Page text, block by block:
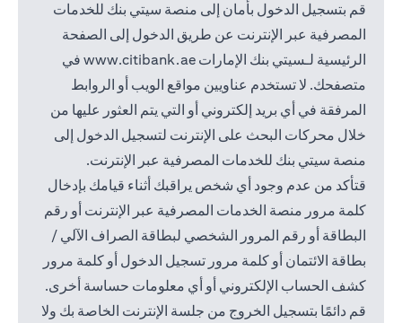
قم بتسجيل الدخول بأمان إلى منصة سيتي بنك للخدمات
المصرفية عبر الإنترنت عن طريق الدخول إلى الصفحة
الرئيسية لـسيتي بنك الإمارات www.citibank.ae
(opens in a new tab)في
متصفحك. لا تستخدم عناويين مواقع الويب أو الروابط
المرفقة في أي بريد إلكتروني أو التي يتم العثور عليها من
خلال محركات البحث على الإنترنت لتسجيل الدخول إلى
منصة سيتي بنك للخدمات المصرفية عبر الإنترنت.
قتأكد من عدم وجود أي شخص يراقبك أثناء قيامك بإدخال
كلمة مرور منصة الخدمات المصرفية عبر الإنترنت أو رقم
البطاقة أو رقم المرور الشخصي لبطاقة الصراف الآلي /
بطاقة الائتمان أو كلمة مرور تسجيل الدخول أو كلمة مرور
كشف الحساب الإلكتروني أو أي معلومات حساسة أخرى.
قم دائمًا بتسجيل الخروج من جلسة الإنترنت الخاصة بك ولا